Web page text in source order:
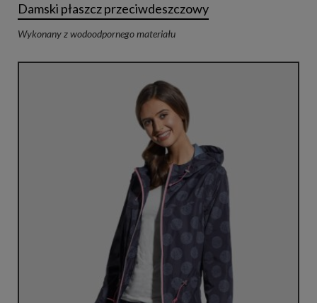
Damski płaszcz przeciwdeszczowy
Wykonany z wodoodpornego materiału